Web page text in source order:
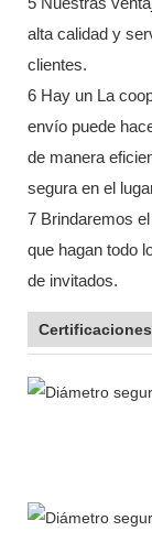
alta calidad y
clientes.
6 Hay un La
envío puede
de manera
segura en el
7 Brindaremos
que hagan todo
de invitados.
Certificaciones